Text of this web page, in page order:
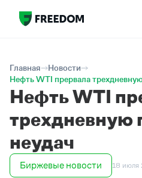
Главная
Новости
Нефть WTI прервала
Нефть WTI
трехдневную
неудач
Биржевые новости 18